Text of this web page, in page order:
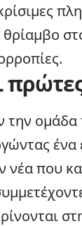
την
ένα
νέα που